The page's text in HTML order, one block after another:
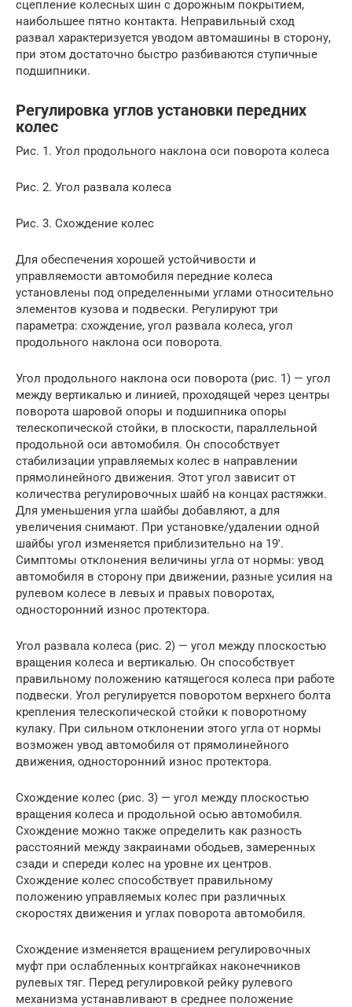
сцепление колесных шин с дорожным покрытием,
наибольшее пятно контакта. Неправильный сход
развал характеризуется уводом автомашины в сторону,
при этом достаточно быстро разбиваются ступичные
подшипники.
Регулировка углов установки передних
колес
Рис. 1. Угол продольного наклона оси поворота колеса
Рис. 2. Угол развала колеса
Рис. 3. Схождение колес
Для обеспечения хорошей устойчивости и
управляемости автомобиля передние колеса
установлены под определенными углами относительно
элементов кузова и подвески. Регулируют три
параметра: схождение, угол развала колеса, угол
продольного наклона оси поворота.
Угол продольного наклона оси поворота (рис. 1) — угол
между вертикалью и линией, проходящей через центры
поворота шаровой опоры и подшипника опоры
телескопической стойки, в плоскости, параллельной
продольной оси автомобиля. Он способствует
стабилизации управляемых колес в направлении
прямолинейного движения. Этот угол зависит от
количества регулировочных шайб на концах растяжки.
Для уменьшения угла шайбы добавляют, а для
увеличения снимают. При установке/удалении одной
шайбы угол изменяется приблизительно на 19′.
Симптомы отклонения величины угла от нормы: увод
автомобиля в сторону при движении, разные усилия на
рулевом колесе в левых и правых поворотах,
односторонний износ протектора.
Угол развала колеса (рис. 2) — угол между плоскостью
вращения колеса и вертикалью. Он способствует
правильному положению катящегося колеса при работе
подвески. Угол регулируется поворотом верхнего болта
крепления телескопической стойки к поворотному
кулаку. При сильном отклонении этого угла от нормы
возможен увод автомобиля от прямолинейного
движения, односторонний износ протектора.
Схождение колес (рис. 3) — угол между плоскостью
вращения колеса и продольной осью автомобиля.
Схождение можно также определить как разность
расстояний между закраинами ободьев, замеренных
сзади и спереди колес на уровне их центров.
Схождение колес способствует правильному
положению управляемых колес при различных
скоростях движения и углах поворота автомобиля.
Схождение изменяется вращением регулировочных
муфт при ослабленных контргайках наконечников
рулевых тяг. Перед регулировкой рейку рулевого
механизма устанавливают в среднее положение